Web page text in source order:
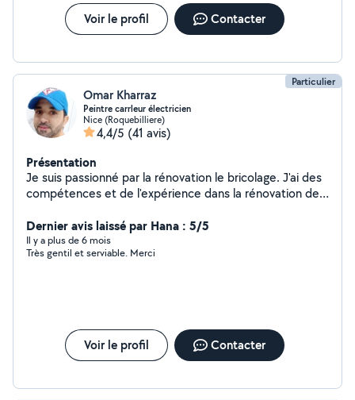
Voir le profil Contacter
Particulier
Omar Kharraz
Peintre carrleur électricien
Nice (Roquebilliere)
4,4/5 (41 avis)
Présentation
Je suis passionné par la rénovation le bricolage. J'ai des
compétences et de l'expérience dans la rénovation de
carrelage, parquet, - plomberie - l'électricité.
Dernier avis laissé par Hana : 5/5
Il y a plus de 6 mois
Très gentil et serviable. Merci
Voir le profil Contacter